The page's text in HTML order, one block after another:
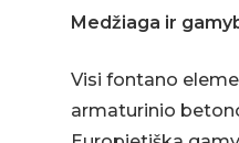
Medžiaga ir
Visi fontano
armaturinio